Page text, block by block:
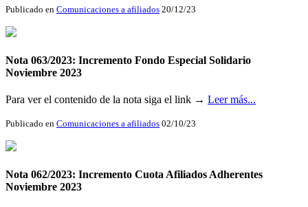
Publicado en Comunicaciones a afiliados 20/12/23
Nota 063/2023: Incremento Fondo Especial Solidario
Noviembre 2023
Para ver el contenido de la nota siga el link → Leer más...
Publicado en Comunicaciones a afiliados 02/10/23
Nota 062/2023: Incremento Cuota Afiliados Adherentes
Noviembre 2023